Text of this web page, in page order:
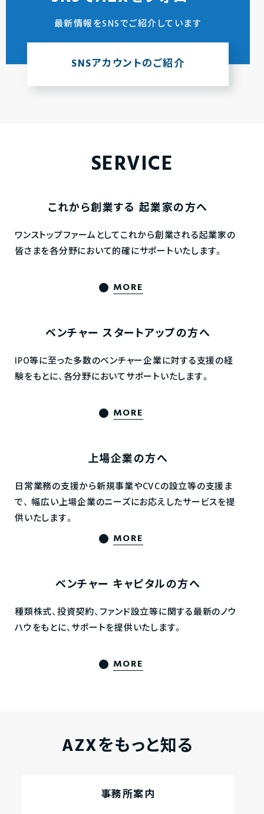
最新情報をSNSでご紹介しています
SNSアカウントのご紹介
SERVICE
これから創業する 起業家の方へ
ワンストップファームとしてこれから創業される起業家の
皆さまを各分野において的確にサポートいたします。
MORE
ベンチャー スタートアップの方へ
IPO等に至った多数のベンチャー企業に対する支援の経
験をもとに、各分野においてサポートいたします。
MORE
上場企業の方へ
日常業務の支援から新規事業やCVCの設立等の支援ま
で、 幅広い上場企業のニーズにお応えしたサービスを提
供いたします。
MORE
ベンチャー キャピタルの方へ
種類株式、投資契約、ファンド設立等に関する最新のノウ
ハウをもとに、サポートを提供いたします。
MORE
AZXをもっと知る
事務所案内